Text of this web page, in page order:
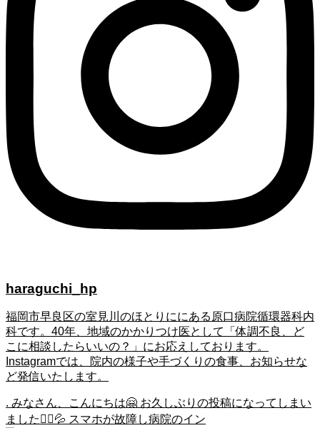
haraguchi_hp
福岡市早良区の室見川のほとりににある原口病院循環器科内
科です。40年、地域のかかりつけ医として「体調不良、ど
こに相談したらいいの？」にお応えしております。
Instagramでは、院内の様子や手づくりの食事、お知らせな
ど発信いたします。
. みなさん、こんにちは🤗 お久しぶりの投稿になってしまい
ました🙇‍♀️💦 スマホが故障し病院のイン